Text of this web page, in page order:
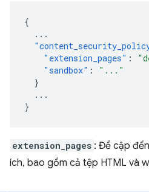
{
...
"extension_pages" :
"sandbox" :
"..."
}
...
}
extension_pages : Đề cập
ích, bao gồm cả tệp HTML và